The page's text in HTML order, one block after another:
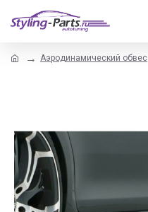
Аэродинамический обвес